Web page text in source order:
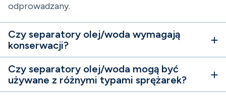
odprowadzany.
Czy separatory olej/woda wymagają
konserwacji?
Czy separatory olej/woda mogą być
używane z różnymi typami sprężarek?